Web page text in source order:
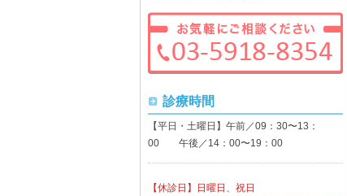
診療時間
【平日・土曜日】午前／09：30〜13：
00 午後／14：00〜19：00
【休診日】日曜日、祝日